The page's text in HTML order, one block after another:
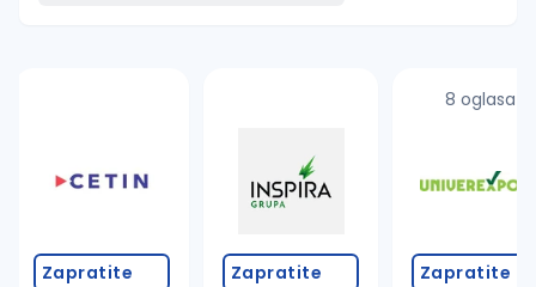
proverite pravopisne greške (koristite č, ć, š, đ,
promenite odabrane filtere pretrage
Zapratite Zapratite
8 oglasa
Zapratite